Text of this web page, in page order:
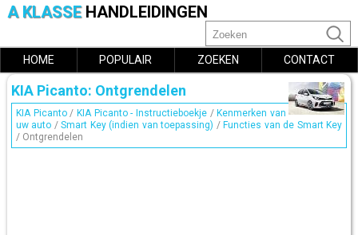
A KLASSE HANDLEIDINGEN
HOME POPULAIR ZOEKEN CONTACT
KIA Picanto: Ontgrendelen
KIA Picanto/ KIA Picanto - Instructieboekje / Kenmerken van
uw auto /Smart Key (indien van toepassing) / Functies van de Smart Key
/ Ontgrendelen